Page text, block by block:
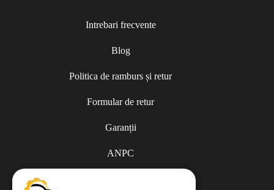
Intrebari frecvente
Blog
Politica de ramburs și retur
Formular de retur
Garanții
ANPC